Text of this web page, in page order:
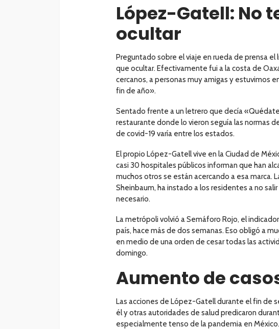
López-Gatell: No
ocultar
Preguntado sobre el viaje en rueda de prensa
que ocultar. Efectivamente fui a la costa de
cercanos, a personas muy amigas y estuvimos
fin de año».
Sentado frente a un letrero que decía
restaurante donde lo vieron seguía las normas
de covid-19 varía entre los estados.
El propio López-Gatell vive en la Ciudad de
casi 30 hospitales públicos informan que han
muchos otros se están acercando a esa marca.
Sheinbaum, ha instado a los residentes a no
necesario.
La metrópoli volvió a Semáforo Rojo, el
país, hace más de dos semanas. Eso obligó a
en medio de una orden de cesar todas las
domingo.
Aumento de
Las acciones de López-Gatell durante el fin de
él y otras autoridades de salud predicaron
especialmente tenso de la pandemia en México.